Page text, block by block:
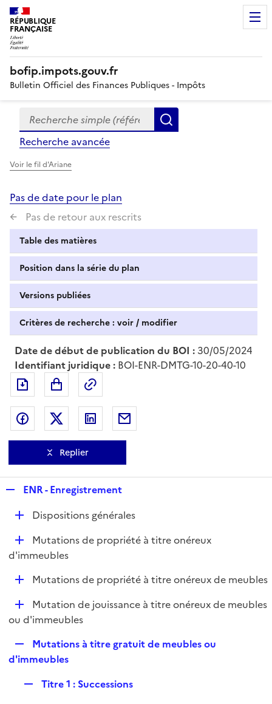
RÉPUBLIQUE
FRANÇAISE
bofip.impots.gouv.fr
Bulletin Officiel des Finances Publiques - Impôts
Formulaire
de
recherche
Recherche simple (références, mots clés, partie du
Recherche avancée
Voir le fil d'Ariane
Pas de date pour le plan
Pas de retour aux rescrits
Table des matières
Position dans la série du plan
Versions publiées
Critères de recherche : voir / modifier
Date de début de publication du BOI : 30/05/2024
Identifiant juridique : BOI-ENR-DMTG-10-20-40-10
Exporter le document au format pdf
Partager sur Facebook
Partager sur Twitter
Partager sur LinkedIn
Replier
p
l
i
e
r
ENR - Enregistrement
D
l
Dispositions générales
D
é
e
r
Mutations de propriété à titre onéreux
d'immeubles
D
l
r
Mutations de propriété à titre onéreux de meubles
D
é
i
Mutation de jouissance à titre onéreux de meubles
ou d'immeubles
e
l
Mutations à titre gratuit de meubles ou
d'immeubles
Titre 1 : Successions